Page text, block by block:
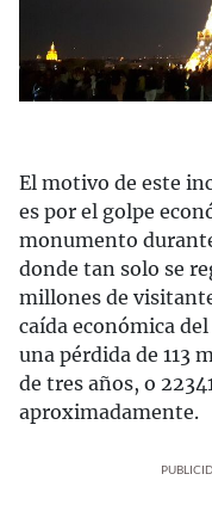
El motivo de este
es por el golpe
monumento
donde tan solo se
millones de
caída económica
una pérdida de 113
de tres años, o
aproximadamente.